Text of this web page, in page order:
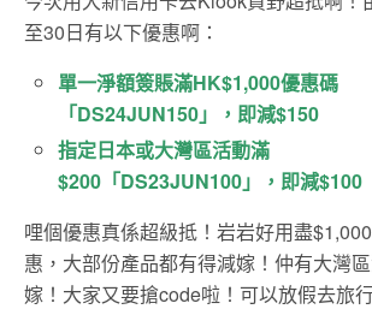
至30日有以下優惠啊：
單一淨額簽賬滿HK$1,000優惠碼
「DS24JUN150」，即減$150
指定日本或大灣區活動滿
$200「DS23JUN100」，即減$100
哩個優惠真係超級抵！岩岩好用盡
惠，大部份產品都有得減嫁！仲有大灣
嫁！大家又要搶code啦！可以放假去旅